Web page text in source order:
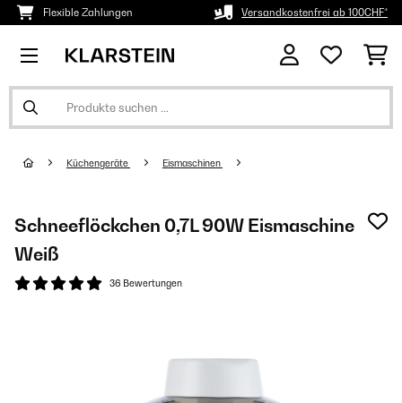
Flexible Zahlungen Versandkostenfrei ab 100CHF*
Küchengeräte Eismaschinen
Schneeflöckchen 0,7L 90W Eismaschine
Weiß
36 Bewertungen